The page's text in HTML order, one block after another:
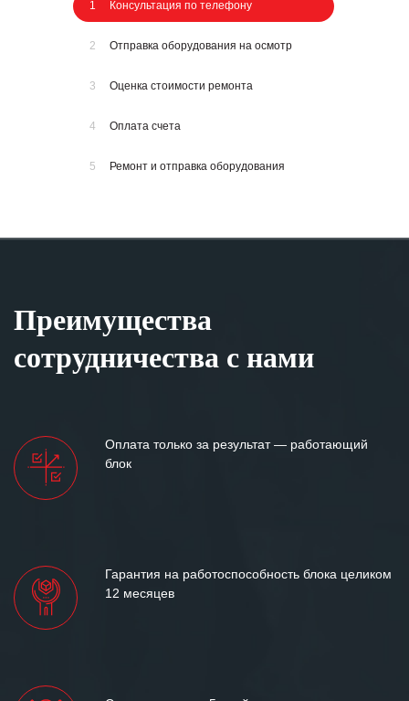
1 Консультация по телефону
2 Отправка оборудования на осмотр
3 Оценка стоимости ремонта
4 Оплата счета
5 Ремонт и отправка оборудования
Преимущества
сотрудничества с нами
Оплата только за результат — работающий
блок
Гарантия на работоспособность блока целиком
12 месяцев